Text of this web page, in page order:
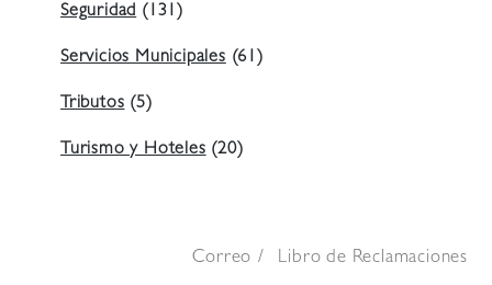
Seguridad (131)
Servicios Municipales (61)
Tributos (5)
Turismo y Hoteles (20)
Correo Libro de Reclamaciones